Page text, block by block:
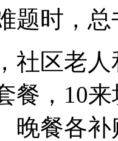
题时，
区老人
餐，10
晚餐各